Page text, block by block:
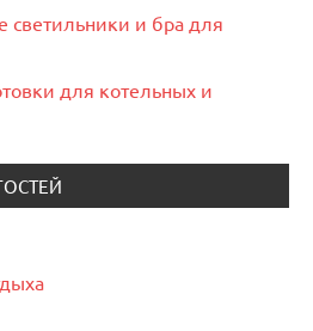
светильники и бра для
для котельных и